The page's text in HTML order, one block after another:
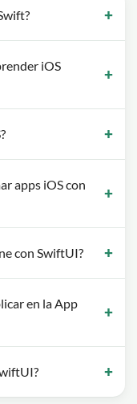
iOS
apps iOS con
con SwiftUI?
en la App